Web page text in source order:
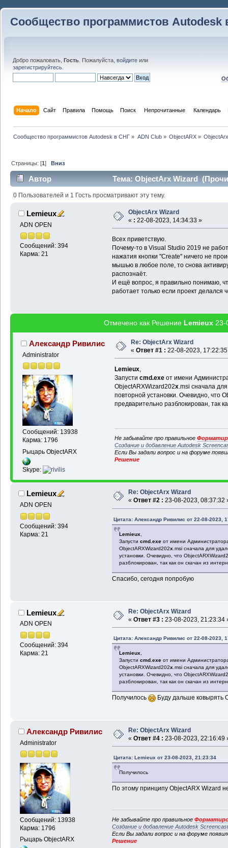
Сообщество программистов Autodesk
Добро пожаловать, Гость . Пожалуйста, войдите или
зарегистрируйтесь
Начало Сайт Правила Помощь Поиск Непрочитанные Календарь
Сообщество программистов Autodesk в СНГ » ADN Club» ObjectARX»
Страницы: [1]Вниз
Автор Тема: ObjectArx Wizard
0 Пользователей и 1 Гость просматривают эту тему.
Lemieux
ADN OPEN
Сообщений: 394
Карма: 21
ObjectArx Wizard
« : 22-08-2023, 14:34:33 »
Всех приветствую.
Почему-то в Visual Studio 2019 не
нажатия кнопки "Create" ничего не
мышью в любое поле, то снова
распознаёт.
И ещё вопрос, я правильно понимаю,
работает только если проект делался
Отмечено как Решение Lemieux23-
Александр Ривилис
Administrator
Сообщений: 13938
Карма: 1796
Рыцарь ObjectARX
Skype:
Re: ObjectArx Wizard
« Ответ #1 : 22-08-2023,
Lemieux,
Запусти cmd.exeот имени
ObjectARXWizard202x.msi сначала
повторной установки. Очевидно, что
предварительно разблокирован, так
Не забывайте про правильное
Создание и добавление Autodesk
Если Вы задали вопрос и на форуме
Решение
Lemieux
ADN OPEN
Сообщений: 394
Карма: 21
Re: ObjectArx Wizard
« Ответ #2 : 23-08-2023, 08:37:32
Цитата: Александр Ривилис от 22-08-2023,
Lemieux,
Запусти cmd.exeот имени
ObjectARXWizard202x.msi сначала для
установки. Очевидно, что
разблокирован, так как он скачан из
Спасибо, сегодня попробую
Lemieux
ADN OPEN
Сообщений: 394
Карма: 21
Re: ObjectArx Wizard
« Ответ #3 : 23-08-2023, 21:23:34
Цитата: Александр Ривилис от 22-08-2023,
Lemieux,
Запусти cmd.exeот имени
ObjectARXWizard202x.msi сначала для
установки. Очевидно, что
разблокирован, так как он скачан из
Получилось Буду дальше ковырять
Александр Ривилис
Administrator
Сообщений: 13938
Карма: 1796
Рыцарь ObjectARX
Re: ObjectArx Wizard
« Ответ #4 : 23-08-2023, 22:16:49
Цитата: Lemieux от 23-08-2023, 21:23:34
Получилось
По этому принципу ObjectARX Wizard
Не забывайте про правильное
Создание и добавление Autodesk
Если Вы задали вопрос и на форуме
Решение